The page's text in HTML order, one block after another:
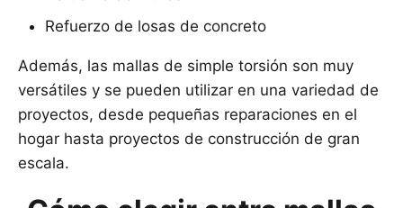
Refuerzo de losas de concreto
Además, las mallas de simple torsión son muy
versátiles y se pueden utilizar en una variedad de
proyectos, desde pequeñas reparaciones en el
hogar hasta proyectos de construcción de gran
escala.